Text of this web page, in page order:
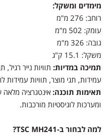
מימדים ומשקל:
רוחב: 276 מ"מ
עומק: 502 מ"מ
גובה: 326 מ"מ
משקל: 15.1 ק"ג
תמיכה במדיות: תוויות נייר רגיל,
עמידות, תגי מוצר, תוויות עמידות
תאימות תוכנה:
ומערכות לוגיסטיות מורכבות.
למה לבחור ב-TSC MH241?